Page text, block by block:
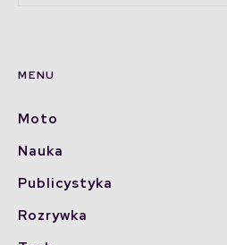
MENU
Moto
Nauka
Publicystyka
Rozrywka